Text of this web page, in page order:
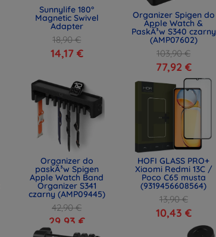
Sunnylife 180°
Magnetic Swivel
Adapter
18,90 €
14,17 €
Organizer Spigen do
Apple Watch &
PaskÃ³w S340 czarny
(AMP07602)
103,90 €
77,92 €
Organizer do
paskÃ³w Spigen
Apple Watch Band
Organizer S341
czarny (AMP09445)
42,90 €
29,93 €
HOFI GLASS PRO+
Xiaomi Redmi 13C /
Poco C65 musta
(9319456608564)
13,90 €
10,43 €